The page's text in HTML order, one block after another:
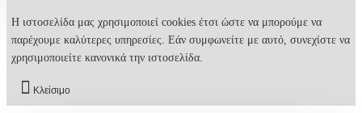
Η ιστοσελίδα μας χρησιμοποιεί cookies έτσι ώστε να μπορούμε να
παρέχουμε καλύτερες υπηρεσίες. Εάν συμφωνείτε με αυτό, συνεχίστε να
χρησιμοποιείτε κανονικά την ιστοσελίδα.
Κλείσιμο